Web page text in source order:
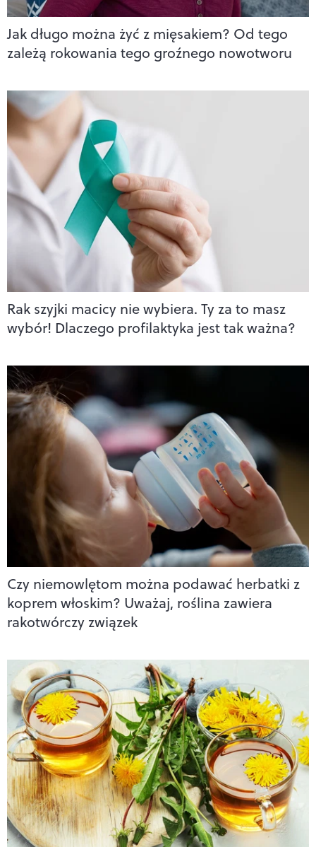
Jak długo można żyć z mięsakiem? Od tego
zależą rokowania tego groźnego nowotworu
Rak szyjki macicy nie wybiera. Ty za to masz
wybór! Dlaczego profilaktyka jest tak ważna?
Czy niemowlętom można podawać herbatki z
koprem włoskim? Uważaj, roślina zawiera
rakotwórczy związek